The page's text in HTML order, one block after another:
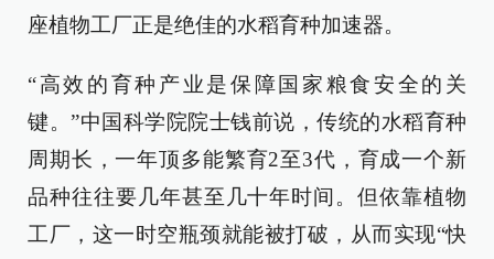
座植物工厂正是绝佳的水稻育种加速器。
“高效的育种产业是保障国家粮食安全的关
键。”中国科学院院士钱前说，传统的水稻育种
周期长，一年顶多能繁育2至3代，育成一个新
品种往往要几年甚至几十年时间。但依靠植物
工厂，这一时空瓶颈就能被打破，从而实现“快